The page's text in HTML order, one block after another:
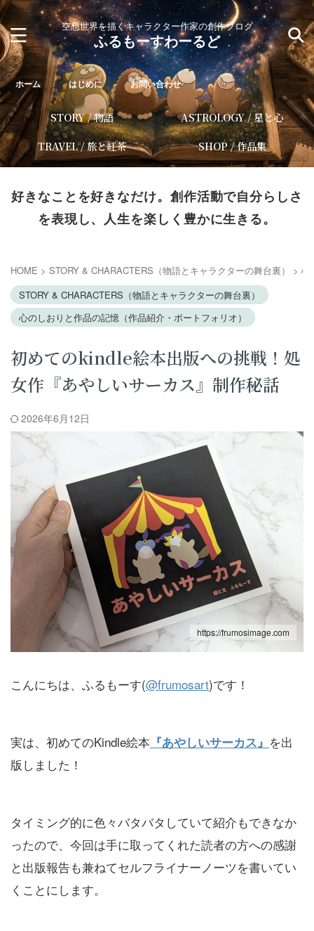
空想世界を描くキャラクター作家の創作ブログ
ふるもーすわーるど
ホーム はじめに お問い合わせ
STORY / 物語
ASTROLOGY / 星と心
TRAVEL / 旅と紅茶
SHOP / 作品集
好きなことを好きなだけ。創作活動で自分らしさ
を表現し、人生を楽しく豊かに生きる。
HOME > STORY & CHARACTERS（物語とキャラクターの舞台裏） > 心
STORY & CHARACTERS（物語とキャラクターの舞台裏）
心のしおりと作品の記憶（作品紹介・ポートフォリオ）
初めてのkindle絵本出版への挑戦！処
女作『あやしいサーカス』制作秘話
2026年6月12日
https://frumosimage.com
こんにちは、ふるもーす(@frumosart)です！
実は、初めてのKindle絵本 『あやしいサーカス』 を出
版しました！
タイミング的に色々バタバタしていて紹介もできなか
ったので、今回は手に取ってくれた読者の方への感謝
と出版報告も兼ねてセルフライナーノーツを書いてい
くことにします。